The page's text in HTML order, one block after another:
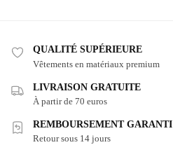
QUALITÉ SUPÉRIEURE
Vêtements en matériaux premium
LIVRAISON GRATUITE
À partir de 70 euros
REMBOURSEMENT GARANTI
Retour sous 14 jours